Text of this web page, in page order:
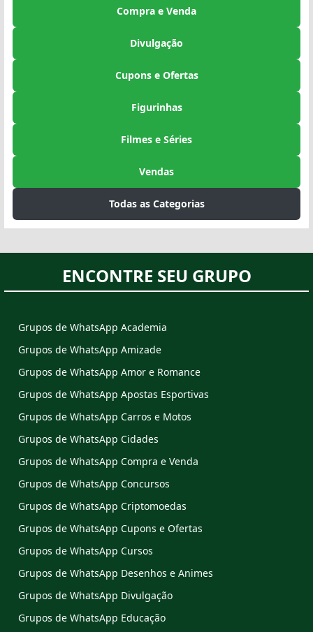
Compra e Venda
Divulgação
Cupons e Ofertas
Figurinhas
Filmes e Séries
Vendas
Todas as Categorias
ENCONTRE SEU GRUPO
Grupos de WhatsApp Academia
Grupos de WhatsApp Amizade
Grupos de WhatsApp Amor e Romance
Grupos de WhatsApp Apostas Esportivas
Grupos de WhatsApp Carros e Motos
Grupos de WhatsApp Cidades
Grupos de WhatsApp Compra e Venda
Grupos de WhatsApp Concursos
Grupos de WhatsApp Criptomoedas
Grupos de WhatsApp Cupons e Ofertas
Grupos de WhatsApp Cursos
Grupos de WhatsApp Desenhos e Animes
Grupos de WhatsApp Divulgação
Grupos de WhatsApp Educação